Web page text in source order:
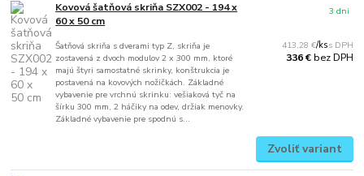
Kovová šatňová skriňa SZX002 - 194 x
60 x 50 cm
Šatňová skriňa s dverami typ Z, skriňa je
zostavená z dvoch modulov 2 x 300 mm, ktoré
majú štyri samostatné skrinky, konštrukcia je
postavená na kovových nožičkách. Základné
vybavenie pre vrchnú skrinku: vešiaková tyč na
šírku 300 mm, 2 háčiky na odev, držiak menovky.
Základné vybavenie pre spodnú s...
413,28 €/ks
336 €bez DPH
3 dni
Zvoliť variant